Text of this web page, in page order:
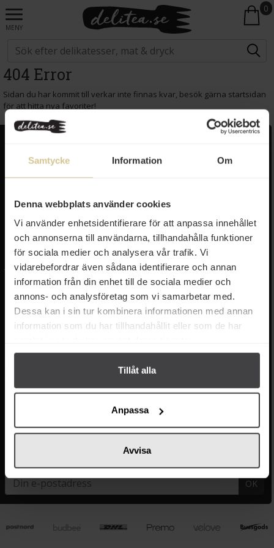
Samtycke Information Om
Denna webbplats använder cookies
Vi använder enhetsidentifierare för att anpassa innehållet
och annonserna till användarna, tillhandahålla funktioner
för sociala medier och analysera vår trafik. Vi
vidarebefordrar även sådana identifierare och annan
information från din enhet till de sociala medier och
annons- och analysföretag som vi samarbetar med.
Dessa kan i sin tur kombinera informationen med annan
information som du har tillhandahållit eller som de har
Tillåt alla
Anpassa
Avvisa
MENY
0
404 Error
Sidan du har kommit till verkar inte finnas kvar, besök gärna startsidan
för att hitta nya favoriter!
Betalning
Köpvillkor
Integritetspolicy
Cookieinställningar
Jobba hos oss
Tillgänglighet
Olivolja
Kaffe & Te
Oliver
Pistagekräm
Press/Länkar
Om delitea.se
Om oss
9,00 / 10
OK